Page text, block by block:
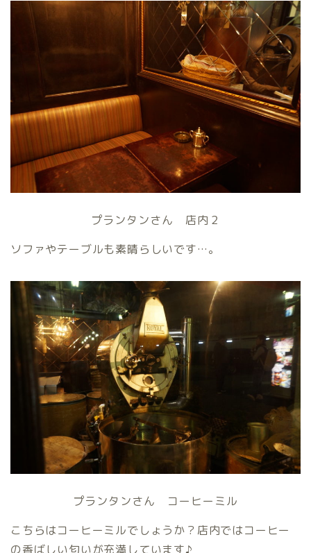
プランタンさん 店内２
ソファやテーブルも素晴らしいです…。
プランタンさん コーヒーミル
こちらはコーヒーミルでしょうか？店内ではコーヒー
の香ばしい匂いが充満しています♪